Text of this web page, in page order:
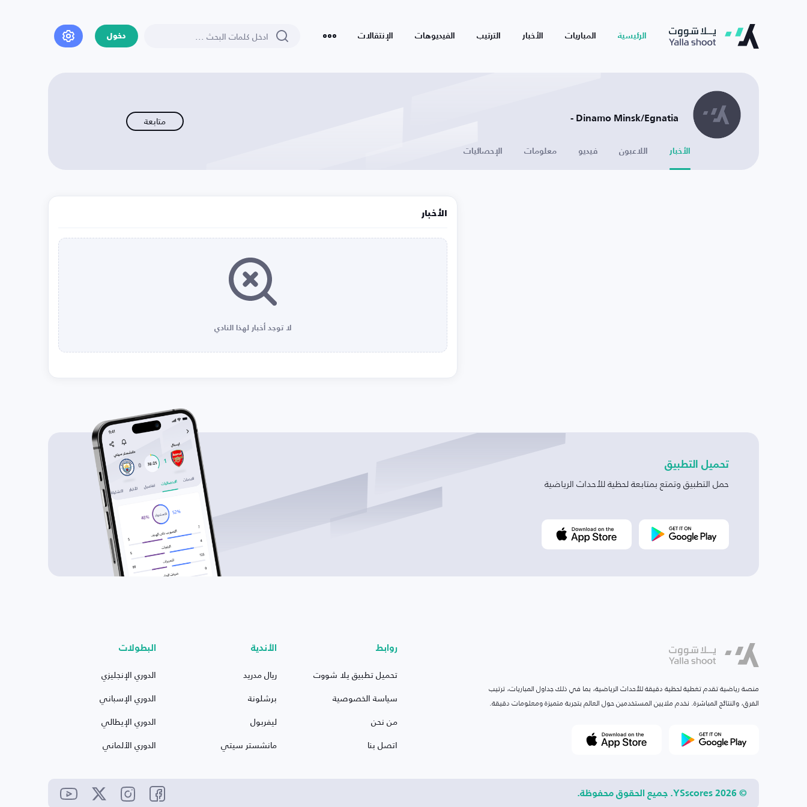
الرئيسية المباريات الأخبار الترتيب الفيديوهات الإنتقالات دخول
Dinamo Minsk/Egnatia - متابعة
الأخبار اللاعبون فيديو معلومات الإحصائيات
الأخبار
لا توجد أخبار لهذا النادي
تحميل التطبيق
حمل التطبيق وتمتع بمتابعة لحظية للأحداث الرياضية
منصة رياضية تقدم تغطية لحظية دقيقة للأحداث الرياضية، بما في ذلك جداول المباريات، ترتيب
الفرق، والنتائج المباشرة. نخدم ملايين المستخدمين حول العالم بتجربة متميزة ومعلومات دقيقة.
روابط
تحميل تطبيق يلا شووت
سياسة الخصوصية
من نحن
اتصل بنا
الأندية
ريال مدريد
برشلونة
ليفربول
مانشستر سيتي
البطولات
الدوري الإنجليزي
الدوري الإسباني
الدوري الإيطالي
الدوري الألماني
© 2026 YSscores. جميع الحقوق محفوظة.